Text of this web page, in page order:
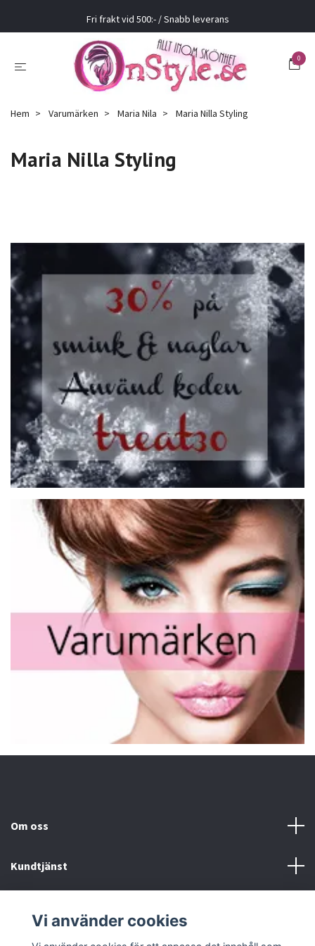
Fri frakt vid 500:- / Snabb leverans
0
Hem Varumärken Maria Nila Maria Nilla Styling
Maria Nilla Styling
Om oss
Kundtjänst
Vi använder cookies